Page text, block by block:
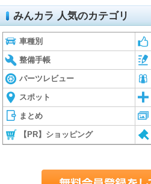
みんカラ 人気のカテゴリ
車種別
整備手帳
パーツレビュー
スポット
まとめ
【PR】ショッピング